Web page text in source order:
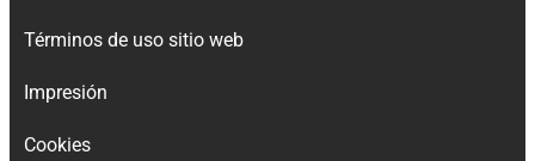
Términos de uso sitio web
Impresión
Cookies